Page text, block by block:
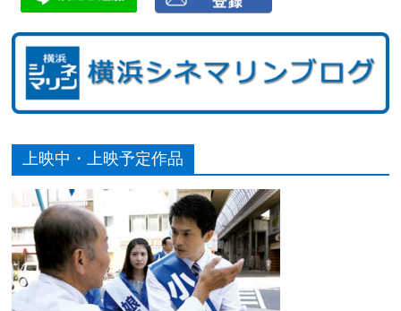
上映中・上映予定作品